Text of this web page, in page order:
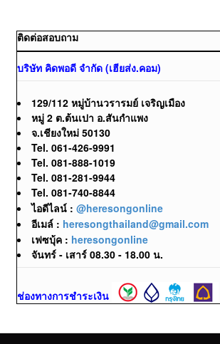
ติดต่อสอบถาม
บริษัท คิดพอดี จำกัด (เฮียส่ง.คอม)
129/112 หมู่บ้านวรารมย์ เจริญเมือง
หมู่ 2 ต.ต้นเปา อ.สันกำแพง
จ.เชียงใหม่ 50130
Tel. 061-426-9991
Tel. 081-888-1019
Tel. 081-281-9944
Tel. 081-740-8844
ไอดีไลน์ : @heresongonline
อีเมล์ : heresongthailand@gmail.com
เฟซบุ้ค : heresongonline
จันทร์ - เสาร์ 08.30 - 18.00 น.
ช่องทางการชำระเงิน